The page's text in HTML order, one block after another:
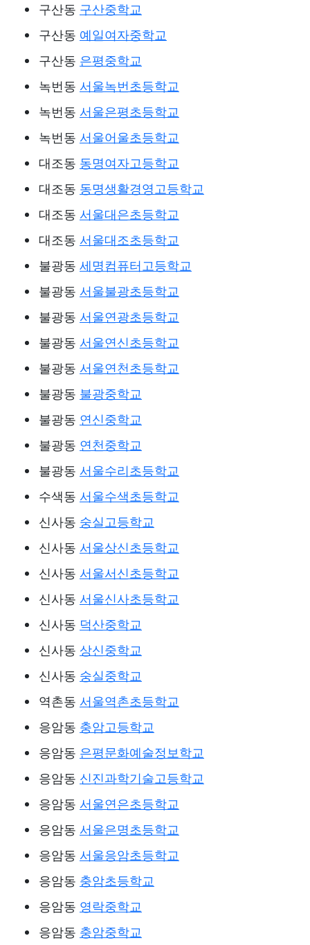
구산동 구산중학교
구산동 예일여자중학교
구산동 은평중학교
녹번동 서울녹번초등학교
녹번동 서울은평초등학교
녹번동 서울어울초등학교
대조동 동명여자고등학교
대조동 동명생활경영고등학교
대조동 서울대은초등학교
대조동 서울대조초등학교
불광동 세명컴퓨터고등학교
불광동 서울불광초등학교
불광동 서울연광초등학교
불광동 서울연신초등학교
불광동 서울연천초등학교
불광동 불광중학교
불광동 연신중학교
불광동 연천중학교
불광동 서울수리초등학교
수색동 서울수색초등학교
신사동 숭실고등학교
신사동 서울상신초등학교
신사동 서울서신초등학교
신사동 서울신사초등학교
신사동 덕산중학교
신사동 상신중학교
신사동 숭실중학교
역촌동 서울역촌초등학교
응암동 충암고등학교
응암동 은평문화예술정보학교
응암동 신진과학기술고등학교
응암동 서울연은초등학교
응암동 서울은명초등학교
응암동 서울응암초등학교
응암동 충암초등학교
응암동 영락중학교
응암동 충암중학교